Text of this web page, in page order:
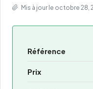
Mis à jour le octobre 28,
Référence
Prix